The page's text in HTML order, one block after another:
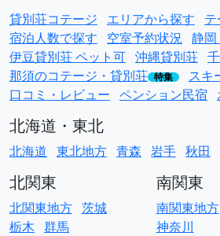
貸別荘コテージ エリアから探す
宿泊人数で探す
空室予約状況 静
伊豆貸別荘 ペット可 沖縄貸別荘
那須のコテージ・貸別荘 特集
スキ
口コミ・レビュー ペンション民宿
北海道・東北
北海道 東北地方 青森 岩手 秋田
北関東
北関東地方 茨城
栃木 群馬
南関東
南関東地方
神奈川